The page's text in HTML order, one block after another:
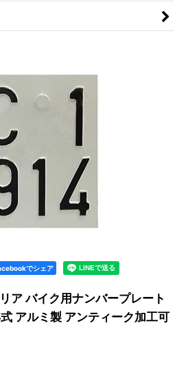
でシェア
ア バイク用ナンバープレート
アルミ製 アンティーク加工可